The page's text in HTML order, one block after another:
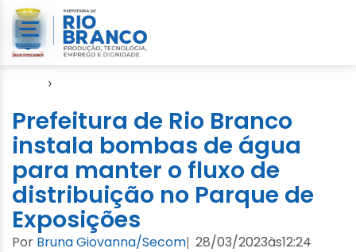
›
Prefeitura de Rio Branco
instala bombas de água
para manter o fluxo de
distribuição no Parque de
Exposições
Por Bruna Giovanna/Secom| 28/03/2023às12:24